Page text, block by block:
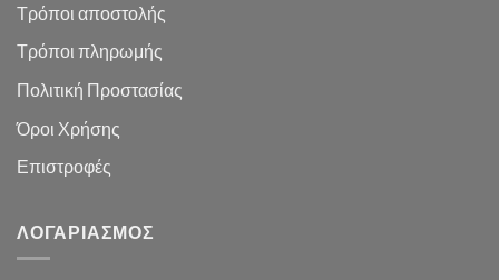
Τρόποι αποστολής
Τρόποι πληρωμής
Πολιτική Προστασίας
Όροι Χρήσης
Επιστροφές
ΛΟΓΑΡΙΑΣΜΌΣ